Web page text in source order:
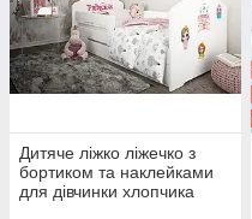
Дитяче ліжко ліжечко з
бортиком та наклейками
для дівчинки хлопчика